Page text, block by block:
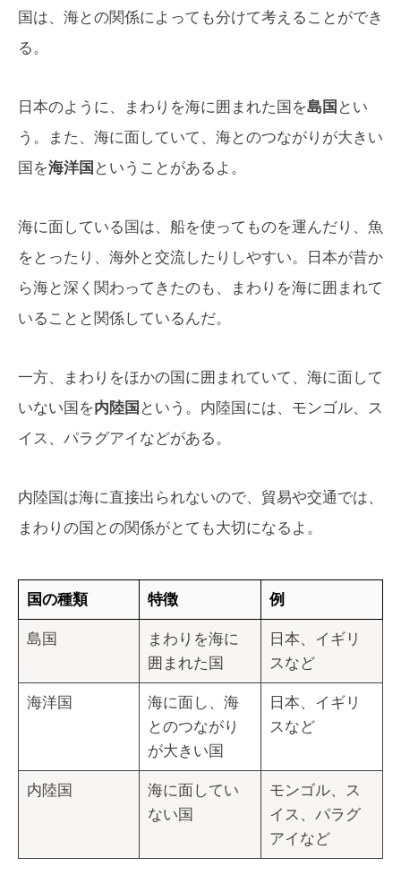
国は、海との関係によっても分けて考えることができ
る。
日本のように、まわりを海に囲まれた国を島国 とい
う。また、海に面していて、海とのつながりが大きい
国を海洋国 ということがあるよ。
海に面している国は、船を使ってものを運んだり、魚
をとったり、海外と交流したりしやすい。日本が昔か
ら海と深く関わってきたのも、まわりを海に囲まれて
いることと関係しているんだ。
一方、まわりをほかの国に囲まれていて、海に面して
いない国を内陸国 という。内陸国には、モンゴル、ス
イス、パラグアイなどがある。
内陸国は海に直接出られないので、貿易や交通では、
まわりの国との関係がとても大切になるよ。
国の種類 特徴 例
島国
まわりを海に
囲まれた国
日本、イギリ
スなど
海洋国
海に面し、海
とのつながり
が大きい国
日本、イギリ
スなど
内陸国
海に面してい
ない国
モンゴル、ス
イス、パラグ
アイなど